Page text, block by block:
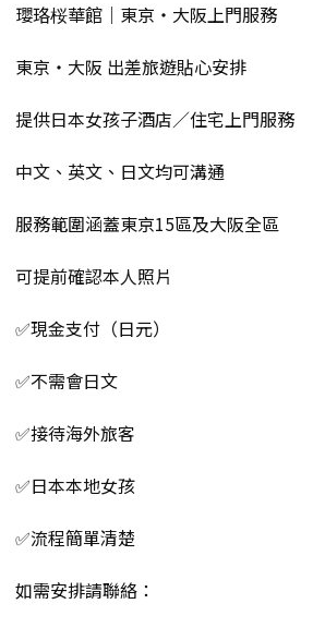
瓔珞桜華館｜東京・大阪上門服務
東京・大阪 出差旅遊貼心安排
提供日本女孩子酒店／住宅上門服務
中文、英文、日文均可溝通
服務範圍涵蓋東京15區及大阪全區
可提前確認本人照片
✅現金支付（日元）
✅不需會日文
✅接待海外旅客
✅日本本地女孩
✅流程簡單清楚
如需安排請聯絡：